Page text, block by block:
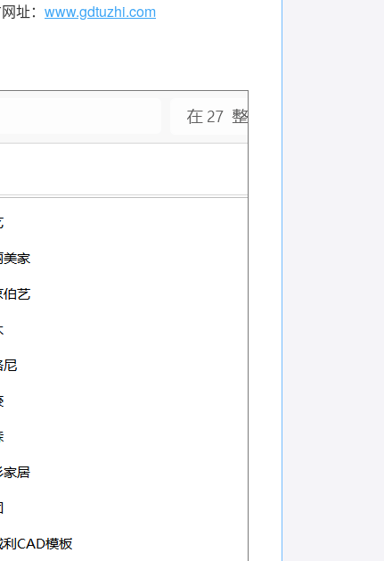
址： www.gdtuzhi.com